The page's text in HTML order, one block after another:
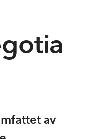
av